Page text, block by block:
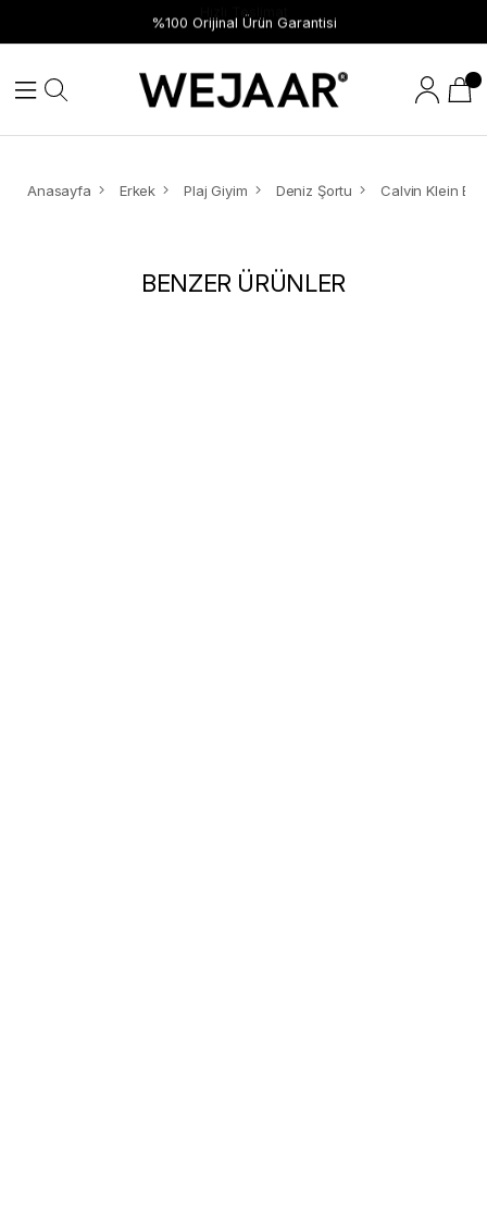
%100 Orijinal Ürün Garantisi
Hızlı Teslimat
Anasayfa Erkek Plaj Giyim Deniz Şortu
BENZER ÜRÜNLER